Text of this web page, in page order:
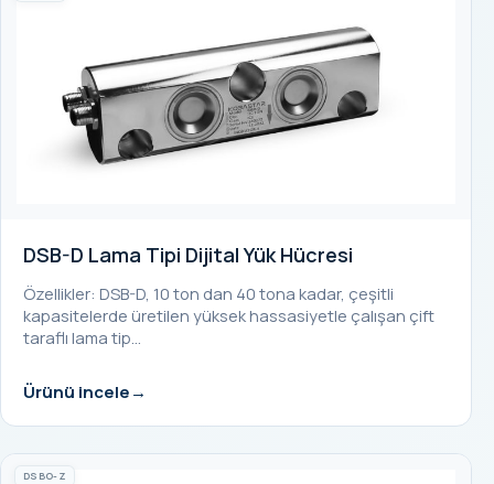
DSB-D Lama Tipi Dijital Yük Hücresi
Özellikler: DSB-D, 10 ton dan 40 tona kadar, çeşitli
kapasitelerde üretilen yüksek hassasiyetle çalışan çift
taraflı lama tip…
Ürünü incele
DSBO-Z